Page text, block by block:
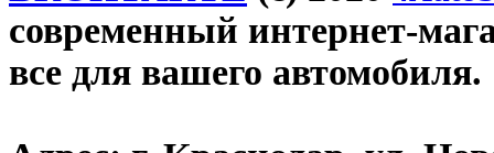
современный интернет-
все для вашего автомобиля.